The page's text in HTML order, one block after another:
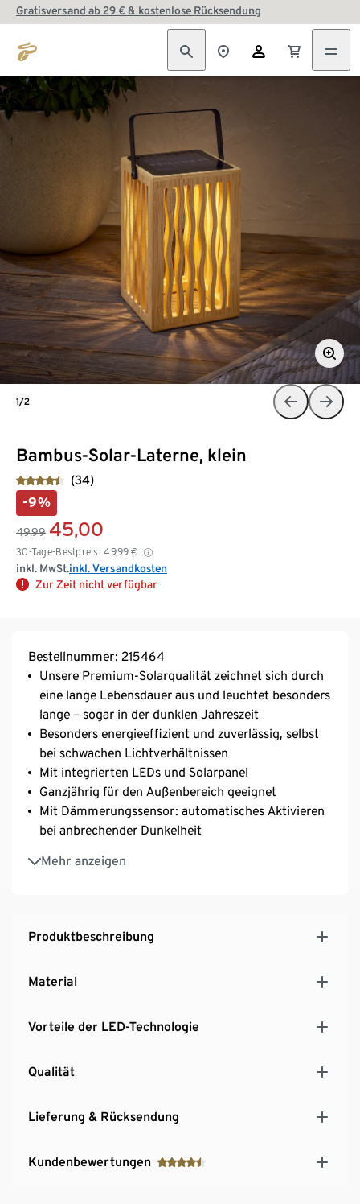
Gratisversand ab 29 € & kostenlose Rücksendung
Bambus-Solar-Laterne, klein
(34)
-9%
49,99 45,00
30-Tage-Bestpreis: 49,99 €
inkl. MwSt.inkl. Versandkosten
Zur Zeit nicht verfügbar
1/2
Bestellnummer: 215464
Unsere Premium-Solarqualität zeichnet sich durch
eine lange Lebensdauer aus und leuchtet besonders
lange – sogar in der dunklen Jahreszeit
Besonders energieeffizient und zuverlässig, selbst
bei schwachen Lichtverhältnissen
Mit integrierten LEDs und Solarpanel
Ganzjährig für den Außenbereich geeignet
Mit Dämmerungssensor: automatisches Aktivieren
bei anbrechender Dunkelheit
Mehr anzeigen
Ein-/Ausschalter auf der Unterseite
Für stimmungsvolle Lichtakzente im Garten
Produktbeschreibung
Material
Vorteile der LED-Technologie
Qualität
Lieferung & Rücksendung
Kundenbewertungen